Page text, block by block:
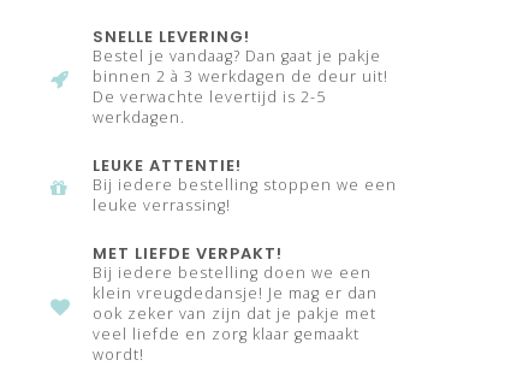
SNELLE LEVERING!
Bestel je vandaag? Dan gaat je pakje
binnen 2 à 3 werkdagen de deur uit!
De verwachte levertijd is 2-5
werkdagen.
LEUKE ATTENTIE!
Bij iedere bestelling stoppen we een
leuke verrassing!
MET LIEFDE VERPAKT!
Bij iedere bestelling doen we een
klein vreugdedansje! Je mag er dan
ook zeker van zijn dat je pakje met
veel liefde en zorg klaar gemaakt
wordt!